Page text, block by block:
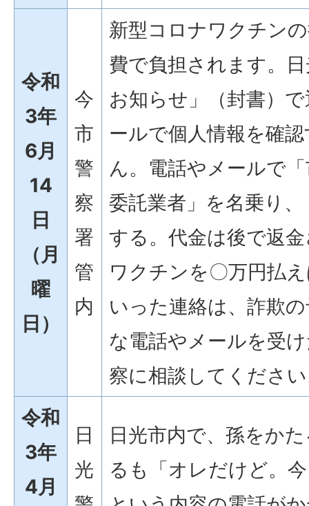
令和
3年
6月
14
日
（月
曜
日）
今
市
警
察
署
管
内
新型コロナワクチン
費で負担されます。
お知らせ」（封書）
ールで個人情報を確
ん。電話やメールで
委託業者」を名乗り
する。代金は後で返
ワクチンを〇万円払
いった連絡は、詐欺
な電話やメールを受
察に相談してくださ
令和
3年
4月
日
光
日光市内で、孫をか
るも「オレだけど。